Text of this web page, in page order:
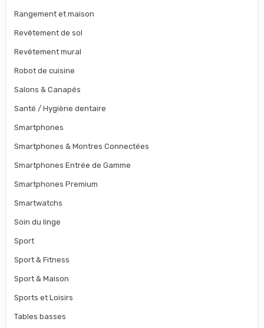
Rangement et maison
Revêtement de sol
Revêtement mural
Robot de cuisine
Salons & Canapés
Santé / Hygiène dentaire
Smartphones
Smartphones & Montres Connectées
Smartphones Entrée de Gamme
Smartphones Premium
Smartwatchs
Soin du linge
Sport
Sport & Fitness
Sport & Maison
Sports et Loisirs
Tables basses